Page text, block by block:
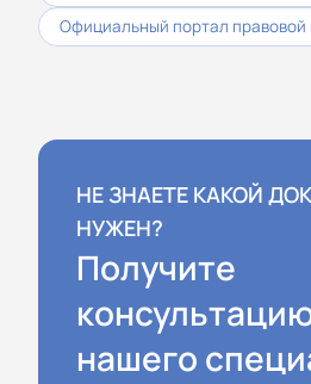
Официальный портал
НЕ ЗНАЕТЕ КАКОЙ
НУЖЕН?
Получите
нашего